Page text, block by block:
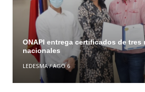
ONAPI entrega certificados de tres
nacionales
LEDESMA/AGO 6